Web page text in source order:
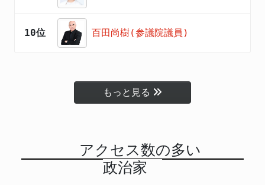
10位 百田尚樹(参議院議員)
もっと見る
アクセス数の多い
政治家